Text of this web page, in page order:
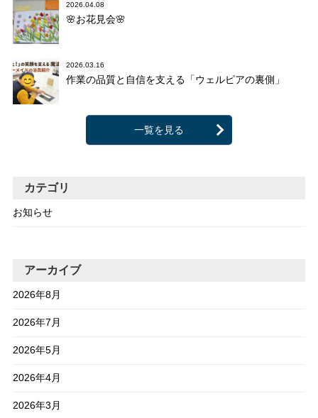
2026.04.08
🌸お花見会🌸
2026.03.16
作業の品質と自信を支える「ウェルピアの裏側」
一覧を見る
カテゴリ
お知らせ
アーカイブ
2026年8月
2026年7月
2026年5月
2026年4月
2026年3月